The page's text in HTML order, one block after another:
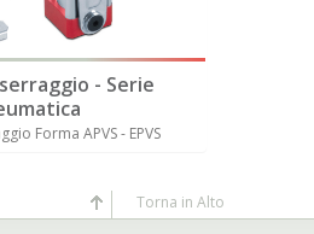
- Serie
Forma APVS - EPVS
Torna in Alto